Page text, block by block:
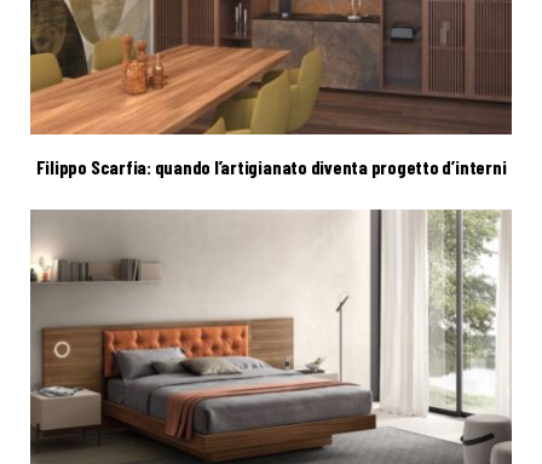
Filippo Scarfia: quando l’artigianato diventa progetto d’interni